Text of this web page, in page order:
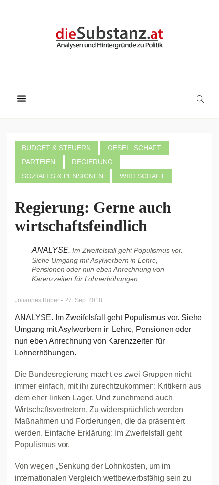
BUDGET & STEUERN
GESELLSCHAFT
PARTEIEN
REGIERUNG
SOZIALES & PENSIONEN
WIRTSCHAFT
Regierung: Gerne auch
wirtschaftsfeindlich
ANALYSE. Im Zweifelsfall geht Populismus vor.
Siehe Umgang mit Asylwerbern in Lehre,
Pensionen oder nun eben Anrechnung von
Karenzzeiten für Lohnerhöhungen.
Johannes Huber - 27. Sep. 2018
ANALYSE. Im Zweifelsfall geht Populismus vor. Siehe
Umgang mit Asylwerbern in Lehre, Pensionen oder
nun eben Anrechnung von Karenzzeiten für
Lohnerhöhungen.
Die Bundesregierung macht es zwei Gruppen nicht
immer einfach, mit ihr zurechtzukommen: Kritikern aus
dem eher linken Lager. Und zunehmend auch
Wirtschaftsvertretern. Zu widersprüchlich werden
Maßnahmen und Forderungen, die da präsentiert
werden. Einfache Erklärung: Im Zweifelsfall geht
Populismus vor.
Von wegen „Senkung der Lohnkosten, um im
internationalen Vergleich wettbewerbsfähig sein zu